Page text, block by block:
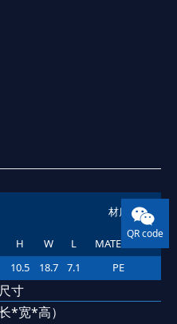
材质
H W L MATERIAL
10.5 18.7 7.1 PE
寸
*宽*高）
QR code